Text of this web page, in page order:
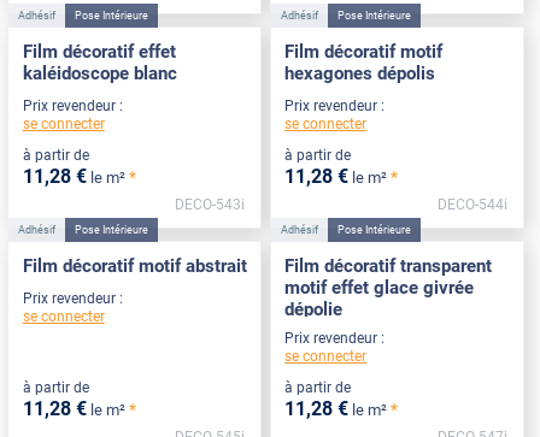
Adhésif Pose Intérieure
Film décoratif effet
kaléidoscope blanc
Prix revendeur :
se connecter
à partir de
11 ,28 € le m² *
DECO-543i
Adhésif Pose Intérieure
Film décoratif motif
hexagones dépolis
Prix revendeur :
se connecter
à partir de
11 ,28 € le m² *
DECO-544i
Adhésif Pose Intérieure
Film décoratif motif abstrait
Prix revendeur :
se connecter
à partir de
11 ,28 € le m² *
Adhésif Pose Intérieure
Film décoratif transparent
motif effet glace givrée
dépolie
Prix revendeur :
se connecter
à partir de
11 ,28 € le m² *